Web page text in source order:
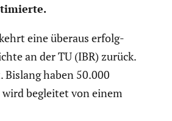
eine überaus erfolg­
an der TU (IBR) zurück.
Bislang haben 50.000
wird begleitet von einem